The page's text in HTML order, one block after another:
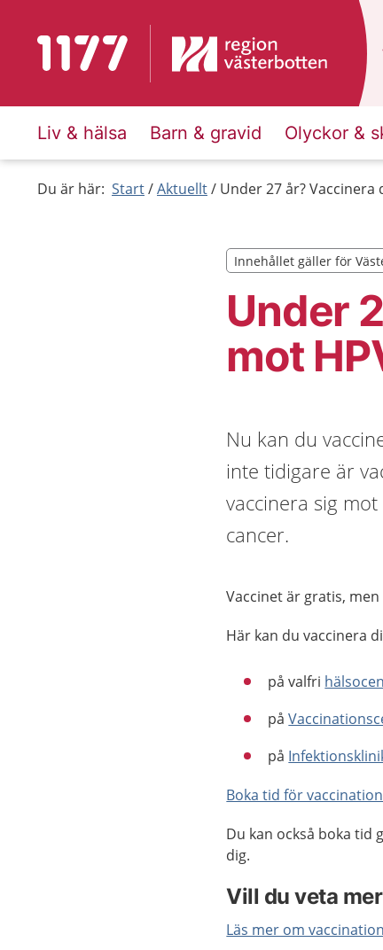
Till startsidan för 1177
Liv & hälsa Barn & gravid Olyckor &
Du är här: Start Aktuellt Under 27 år? Vaccinera
Under
mot
Innehållet gäller för
Innehållet gäller för
Nu kan du
inte tidigare är
vaccinera sig
cancer.
Vaccinet är gratis,
Här kan du vaccinera
på valfri
på
på
Boka tid för
Du kan också boka tid
dig.
Vill du veta
Läs mer om